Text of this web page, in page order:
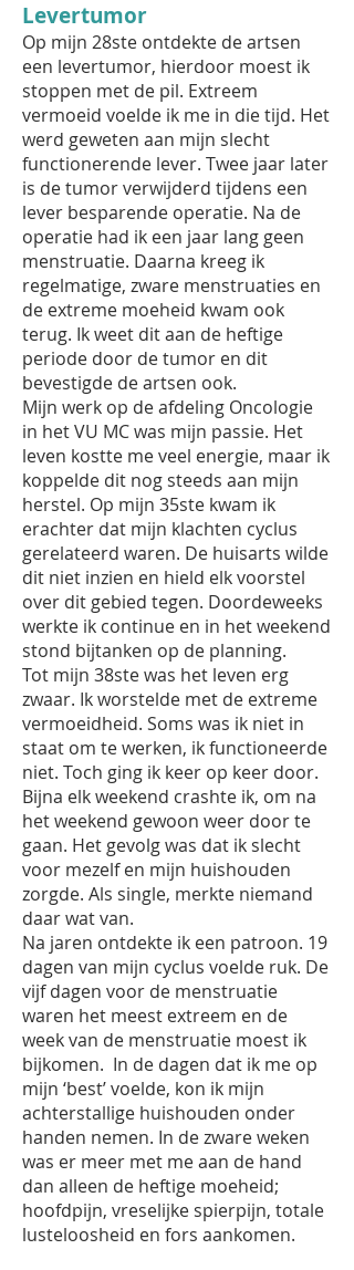
Levertumor
Op mijn 28ste ontdekte de artsen
een levertumor, hierdoor moest ik
stoppen met de pil. Extreem
vermoeid voelde ik me in die tijd. Het
werd geweten aan mijn slecht
functionerende lever. Twee jaar later
is de tumor verwijderd tijdens een
lever besparende operatie. Na de
operatie had ik een jaar lang geen
menstruatie. Daarna kreeg ik
regelmatige, zware menstruaties en
de extreme moeheid kwam ook
terug. Ik weet dit aan de heftige
periode door de tumor en dit
bevestigde de artsen ook.
Mijn werk op de afdeling Oncologie
in het VU MC was mijn passie. Het
leven kostte me veel energie, maar ik
koppelde dit nog steeds aan mijn
herstel. Op mijn 35ste kwam ik
erachter dat mijn klachten cyclus
gerelateerd waren. De huisarts wilde
dit niet inzien en hield elk voorstel
over dit gebied tegen. Doordeweeks
werkte ik continue en in het weekend
stond bijtanken op de planning.
Tot mijn 38ste was het leven erg
zwaar. Ik worstelde met de extreme
vermoeidheid. Soms was ik niet in
staat om te werken, ik functioneerde
niet. Toch ging ik keer op keer door.
Bijna elk weekend crashte ik, om na
het weekend gewoon weer door te
gaan. Het gevolg was dat ik slecht
voor mezelf en mijn huishouden
zorgde. Als single, merkte niemand
daar wat van.
Na jaren ontdekte ik een patroon. 19
dagen van mijn cyclus voelde ruk. De
vijf dagen voor de menstruatie
waren het meest extreem en de
week van de menstruatie moest ik
bijkomen. In de dagen dat ik me op
mijn ‘best’ voelde, kon ik mijn
achterstallige huishouden onder
handen nemen. In de zware weken
was er meer met me aan de hand
dan alleen de heftige moeheid;
hoofdpijn, vreselijke spierpijn, totale
lusteloosheid en fors aankomen.